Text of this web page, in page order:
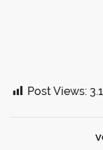
Post Views: